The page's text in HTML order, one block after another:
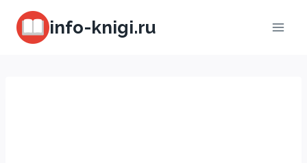
Перейти
содержимому
info-knigi.ru